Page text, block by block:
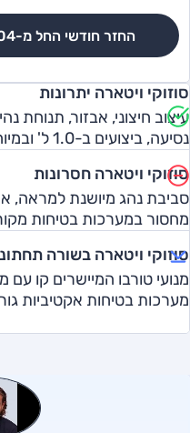
החזר חודשי החל מ-
סוזוקי ויטארה יתרונות
עיצוב חיצוני, אבזור, תנוחת
נסיעה, ביצועים ב-1.0 ל' ובמיוחד ב-1.4 ל'.
סוזוקי ויטארה חסרונות
סביבת נהג מיושנת למראה,
מחסור במערכות בטיחות
סוזוקי ויטארה בשורה
מנועי טורבו המיישרים קו
מערכות בטיחות אקטיביות